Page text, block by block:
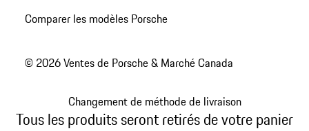
Comparer les modèles Porsche
© 2026 Ventes de Porsche & Marché Canada
Changement de méthode de livraison
Tous les produits seront retirés de votre panier